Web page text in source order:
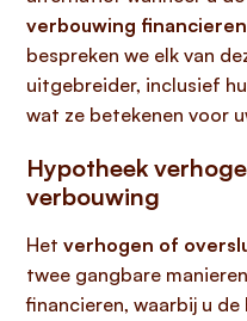
verbouwing
bespreken we elk van
uitgebreider, inclusief
wat ze betekenen voor
Hypotheek
verbouwing
Het verhogen of
twee gangbare
financieren, waarbij u